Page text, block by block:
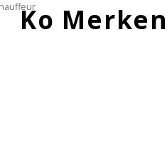
Ko